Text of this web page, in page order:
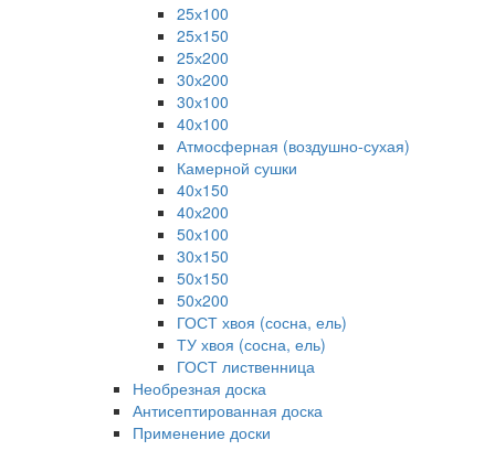
25х100
25х150
25х200
30х200
30х100
40х100
Атмосферная (воздушно-сухая)
Камерной сушки
40х150
40х200
50х100
30х150
50х150
50х200
ГОСТ хвоя (сосна, ель)
ТУ хвоя (сосна, ель)
ГОСТ лиственница
Необрезная доска
Антисептированная доска
Применение доски